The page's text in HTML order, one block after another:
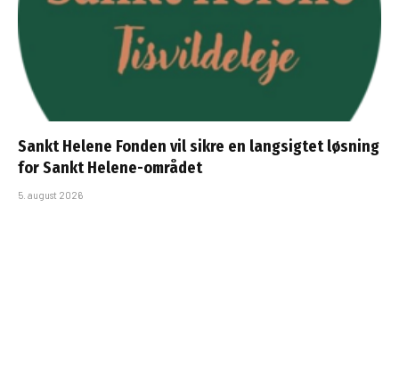
Sankt Helene Fonden vil sikre en langsigtet løsning
for Sankt Helene-området
5. august 2026